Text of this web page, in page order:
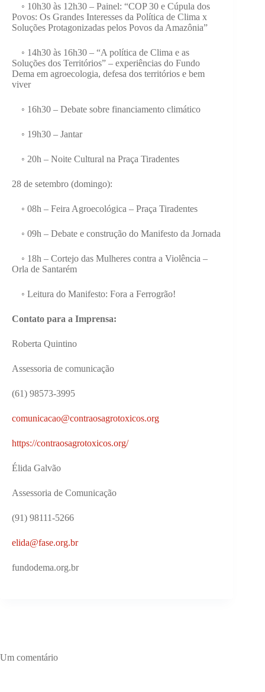
◦ 10h30 às 12h30 – Painel: “COP 30 e Cúpula dos
Povos: Os Grandes Interesses da Política de Clima x
Soluções Protagonizadas pelos Povos da Amazônia”
◦ 14h30 às 16h30 – “A política de Clima e as
Soluções dos Territórios” – experiências do Fundo
Dema em agroecologia, defesa dos territórios e bem
viver
◦ 16h30 – Debate sobre financiamento climático
◦ 19h30 – Jantar
◦ 20h – Noite Cultural na Praça Tiradentes
28 de setembro (domingo):
◦ 08h – Feira Agroecológica – Praça Tiradentes
◦ 09h – Debate e construção do Manifesto da Jornada
◦ 18h – Cortejo das Mulheres contra a Violência –
Orla de Santarém
◦ Leitura do Manifesto: Fora a Ferrogrão!
Contato para a Imprensa:
Roberta Quintino
Assessoria de comunicação
(61) 98573-3995
comunicacao@contraosagrotoxicos.org
https://contraosagrotoxicos.org/
Élida Galvão
Assessoria de Comunicação
(91) 98111-5266
elida@fase.org.br
fundodema.org.br
Um comentário